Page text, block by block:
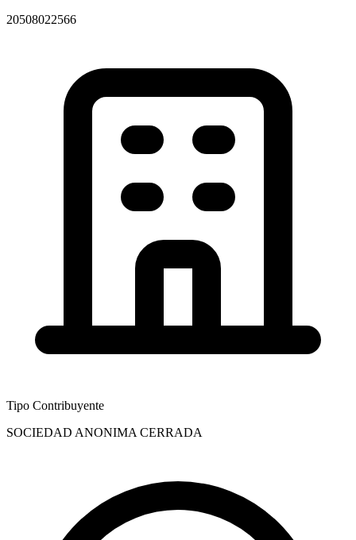
20508022566
Tipo Contribuyente
SOCIEDAD ANONIMA CERRADA